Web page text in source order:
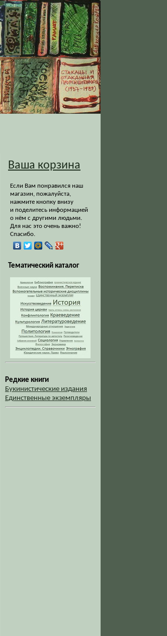
Ваша корзина
Если Вам понравился наш
магазин, пожалуйста,
нажмите кнопку внизу
и поделитесь информацией
о нём с другими людьми.
Для нас это очень важно!
Спасибо.
Тематический каталог
Редкие книги
Букинистические издания
Единственные экземпляры